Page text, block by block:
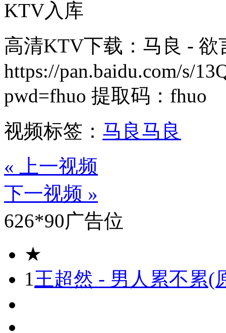
高清KTV下载：马良 - 欲
https://pan.baidu.com/s/
pwd=fhuo 提取码：fhuo
视频标签： 马良马良
« 上一视频
下一视频 »
626*90广告位
★
1王超然 - 男人累不累(